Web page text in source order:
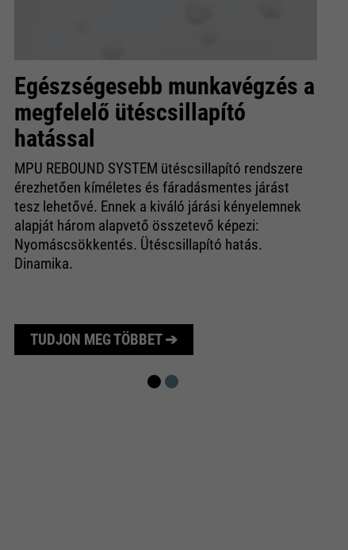
Egészségesebb munkavégzés a
megfelelő ütéscsillapító
hatással
MPU REBOUND SYSTEM ütéscsillapító rendszere
érezhetően kíméletes és fáradásmentes járást
tesz lehetővé. Ennek a kiváló járási kényelemnek
alapját három alapvető összetevő képezi:
Nyomáscsökkentés. Ütéscsillapító hatás.
Dinamika.
TUDJON MEG TÖBBET ➔